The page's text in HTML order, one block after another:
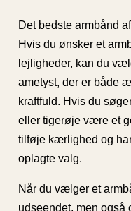
Det bedste armbånd
Hvis du ønsker et
lejligheder, kan du
ametyst, der er både
kraftfuld. Hvis du
eller tigerøje være et
tilføje kærlighed og
oplagte valg.
Når du vælger et
udseendet, men også